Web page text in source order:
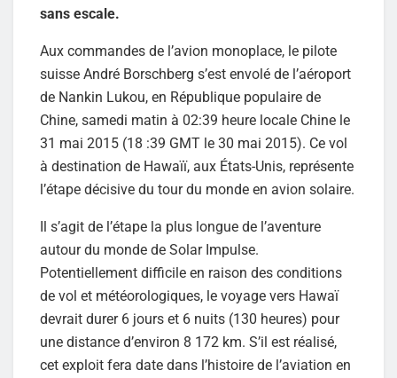
sans escale.
Aux commandes de l’avion monoplace, le pilote
suisse André Borschberg s’est envolé de l’aéroport
de Nankin Lukou, en République populaire de
Chine, samedi matin à 02:39 heure locale Chine le
31 mai 2015 (18 :39 GMT le 30 mai 2015). Ce vol
à destination de Hawaïï, aux États-Unis, représente
l’étape décisive du tour du monde en avion solaire.
Il s’agit de l’étape la plus longue de l’aventure
autour du monde de Solar Impulse.
Potentiellement difficile en raison des conditions
de vol et météorologiques, le voyage vers Hawaï
devrait durer 6 jours et 6 nuits (130 heures) pour
une distance d’environ 8 172 km. S’il est réalisé,
cet exploit fera date dans l’histoire de l’aviation en